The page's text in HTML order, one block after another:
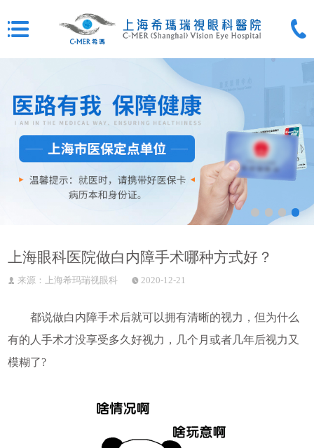
上海眼科医院做白内障手术哪种方式好？
来源：上海希玛瑞视眼科 2020-12-21
都说做白内障手术后就可以拥有清晰的视力，但为什么
有的人手术才没享受多久好视力，几个月或者几年后视力又
模糊了?